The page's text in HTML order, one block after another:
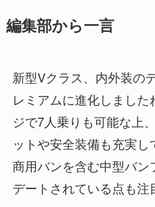
編集部から一言
新型Vクラス、内外装の
レミアムに進化しまし
ジで7人乗りも可能な上
ットや安全装備も充実し
商用バンを含む中型バ
デートされている点も注